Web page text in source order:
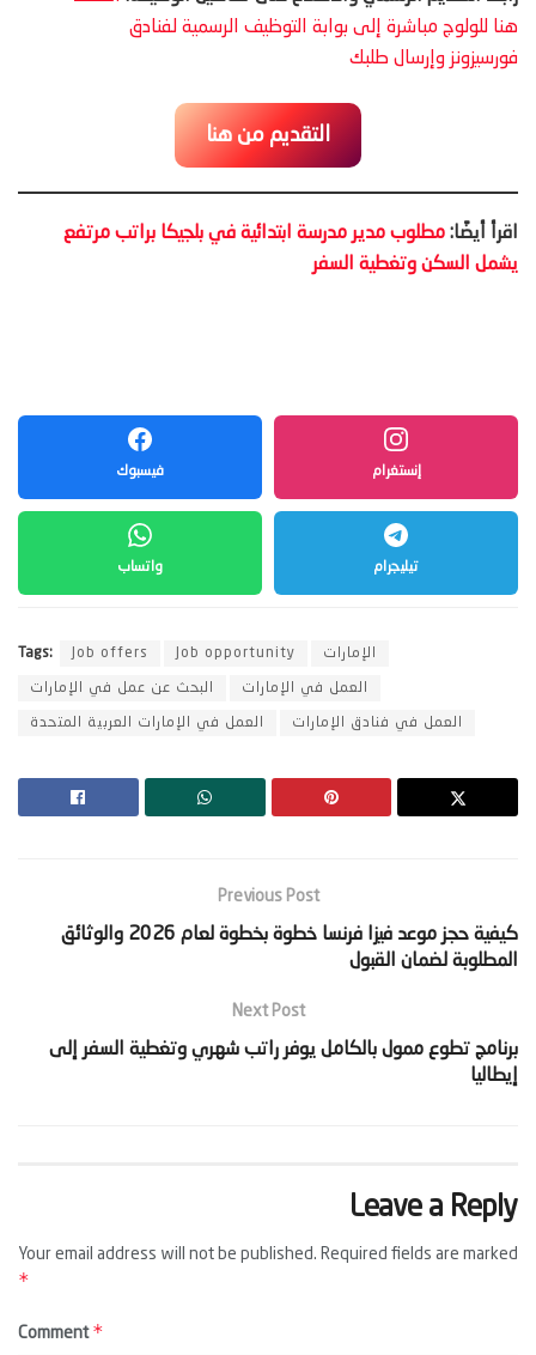
هنا للولوج مباشرة إلى بوابة التوظيف الرسمية لفنادق
فورسيزونز وإرسال طلبك
التقديم من هنا
اقرأ أيضًا: ‫مطلوب مدير مدرسة ابتدائية في بلجيكا براتب مرتفع
يشمل السكن وتغطية السفر‬
فيسبوك إنستغرام
واتساب تيليجرام
Tags: Job offers Job opportunity الإمارات
البحث عن عمل في الإمارات العمل في الإمارات
العمل في الإمارات العربية المتحدة العمل في فنادق الإمارات
Previous Post
‫كيفية حجز موعد فيزا فرنسا خطوة بخطوة لعام 2026 والوثائق
المطلوبة لضمان القبول‬
Next Post
‫برنامج تطوع ممول بالكامل يوفر راتب شهري وتغطية السفر إلى
إيطاليا‬
Leave a Reply
Your email address will not be published. Required fields are marked
*
Comment *